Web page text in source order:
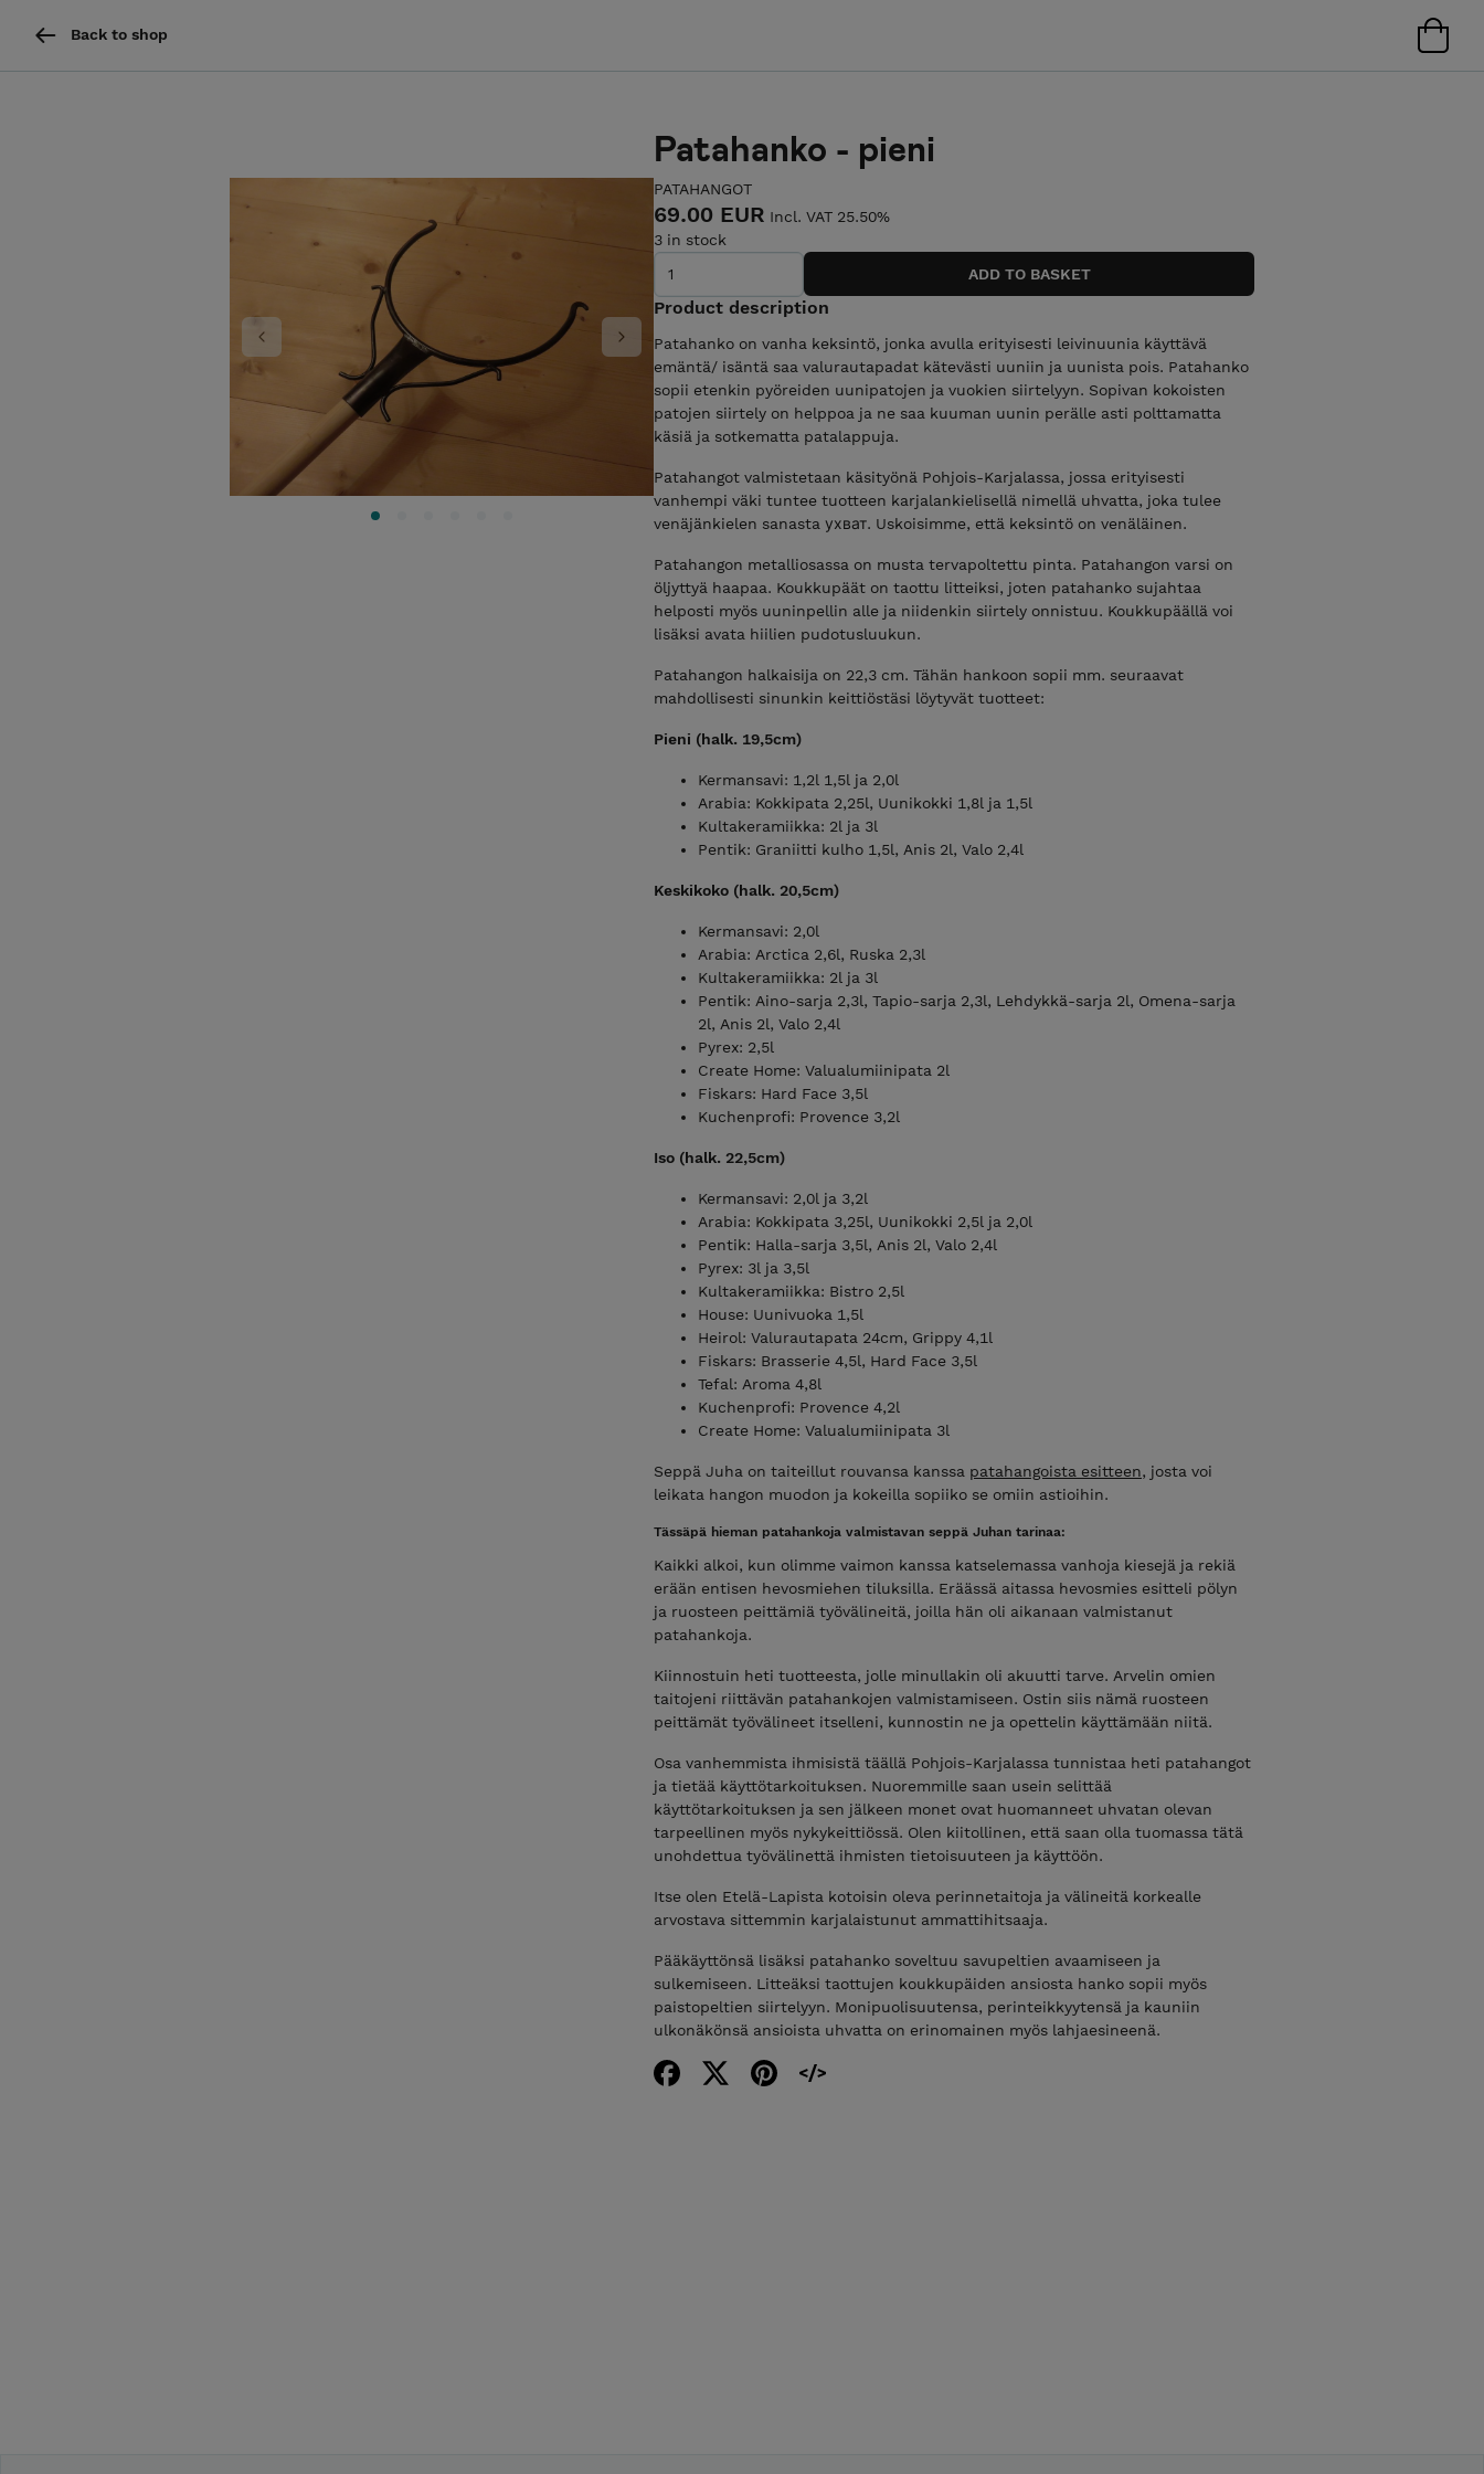
Back to shop
Previous Next
Patahanko - pieni
PATAHANGOT
69.00 EUR Incl. VAT 25.50%
3 in stock
Product description
Patahanko on vanha keksintö, jonka avulla erityisesti leivinuunia käyttävä
emäntä/ isäntä saa valurautapadat kätevästi uuniin ja uunista pois. Patahanko
sopii etenkin pyöreiden uunipatojen ja vuokien siirtelyyn. Sopivan kokoisten
patojen siirtely on helppoa ja ne saa kuuman uunin perälle asti polttamatta
käsiä ja sotkematta patalappuja.
Patahangot valmistetaan käsityönä Pohjois-Karjalassa, jossa erityisesti
vanhempi väki tuntee tuotteen karjalankielisellä nimellä uhvatta, joka tulee
venäjänkielen sanasta ухват. Uskoisimme, että keksintö on venäläinen.
Patahangon metalliosassa on musta tervapoltettu pinta. Patahangon varsi on
öljyttyä haapaa. Koukkupäät on taottu litteiksi, joten patahanko sujahtaa
helposti myös uuninpellin alle ja niidenkin siirtely onnistuu. Koukkupäällä voi
lisäksi avata hiilien pudotusluukun.
Patahangon halkaisija on 22,3 cm. Tähän hankoon sopii mm. seuraavat
mahdollisesti sinunkin keittiöstäsi löytyvät tuotteet:
Pieni (halk. 19,5cm)
Kermansavi: 1,2l 1,5l ja 2,0l
Arabia: Kokkipata 2,25l, Uunikokki 1,8l ja 1,5l
Kultakeramiikka: 2l ja 3l
Pentik: Graniitti kulho 1,5l, Anis 2l, Valo 2,4l
Keskikoko (halk. 20,5cm)
Kermansavi: 2,0l
Arabia: Arctica 2,6l, Ruska 2,3l
Kultakeramiikka: 2l ja 3l
Pentik: Aino-sarja 2,3l, Tapio-sarja 2,3l, Lehdykkä-sarja 2l, Omena-sarja
2l, Anis 2l, Valo 2,4l
Pyrex: 2,5l
Create Home: Valualumiinipata 2l
Fiskars: Hard Face 3,5l
Kuchenprofi: Provence 3,2l
Iso (halk. 22,5cm)
Kermansavi: 2,0l ja 3,2l
Arabia: Kokkipata 3,25l, Uunikokki 2,5l ja 2,0l
Pentik: Halla-sarja 3,5l, Anis 2l, Valo 2,4l
Pyrex: 3l ja 3,5l
Kultakeramiikka: Bistro 2,5l
House: Uunivuoka 1,5l
Heirol: Valurautapata 24cm, Grippy 4,1l
Fiskars: Brasserie 4,5l, Hard Face 3,5l
Tefal: Aroma 4,8l
Kuchenprofi: Provence 4,2l
Create Home: Valualumiinipata 3l
Seppä Juha on taiteillut rouvansa kanssa patahangoista esitteen, josta voi
leikata hangon muodon ja kokeilla sopiiko se omiin astioihin.
Tässäpä hieman patahankoja valmistavan seppä Juhan tarinaa:
Kaikki alkoi, kun olimme vaimon kanssa katselemassa vanhoja kiesejä ja rekiä
erään entisen hevosmiehen tiluksilla. Eräässä aitassa hevosmies esitteli pölyn
ja ruosteen peittämiä työvälineitä, joilla hän oli aikanaan valmistanut
patahankoja.
Kiinnostuin heti tuotteesta, jolle minullakin oli akuutti tarve. Arvelin omien
taitojeni riittävän patahankojen valmistamiseen. Ostin siis nämä ruosteen
peittämät työvälineet itselleni, kunnostin ne ja opettelin käyttämään niitä.
Osa vanhemmista ihmisistä täällä Pohjois-Karjalassa tunnistaa heti patahangot
ja tietää käyttötarkoituksen. Nuoremmille saan usein selittää
käyttötarkoituksen ja sen jälkeen monet ovat huomanneet uhvatan olevan
tarpeellinen myös nykykeittiössä. Olen kiitollinen, että saan olla tuomassa tätä
unohdettua työvälinettä ihmisten tietoisuuteen ja käyttöön.
Itse olen Etelä-Lapista kotoisin oleva perinnetaitoja ja välineitä korkealle
arvostava sittemmin karjalaistunut ammattihitsaaja.
Pääkäyttönsä lisäksi patahanko soveltuu savupeltien avaamiseen ja
sulkemiseen. Litteäksi taottujen koukkupäiden ansiosta hanko sopii myös
paistopeltien siirtelyyn. Monipuolisuutensa, perinteikkyytensä ja kauniin
ulkonäkönsä ansioista uhvatta on erinomainen myös lahjaesineenä.